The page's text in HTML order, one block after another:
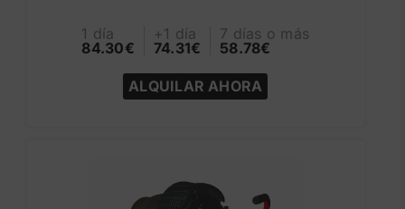
1 día
84.30€
+1 día
74.31€
7 días o más
58.78€
ALQUILAR AHORA